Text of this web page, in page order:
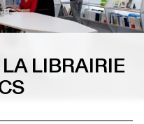
LIBRAIRIE